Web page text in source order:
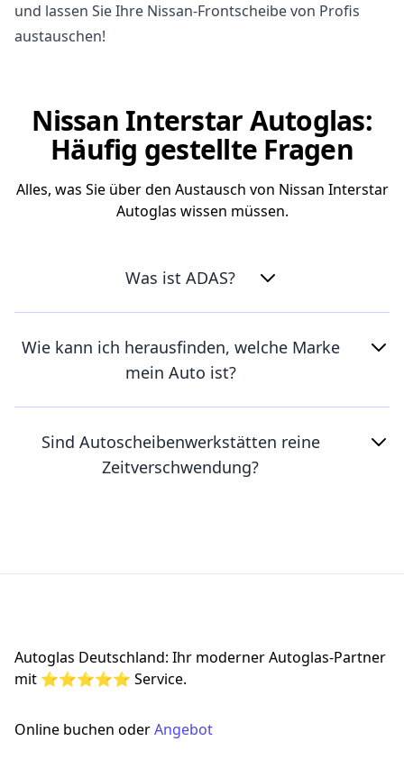
und lassen Sie Ihre Nissan-Frontscheibe von Profis
austauschen!
Nissan Interstar Autoglas:
Häufig gestellte Fragen
Alles, was Sie über den Austausch von Nissan Interstar
Autoglas wissen müssen.
Was ist ADAS?
Wie kann ich herausfinden, welche Marke
mein Auto ist?
Sind Autoscheibenwerkstätten reine
Zeitverschwendung?
Autoglas Deutschland: Ihr moderner Autoglas-Partner
mit ⭐⭐⭐⭐⭐ Service.
Online buchen oderAngebot